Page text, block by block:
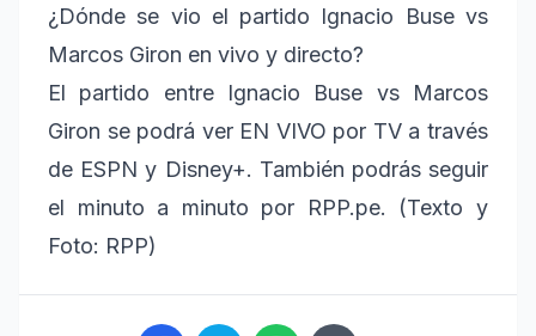
¿Dónde se vio el partido Ignacio Buse vs
Marcos Giron en vivo y directo?
El partido entre Ignacio Buse vs Marcos
Giron se podrá ver EN VIVO por TV a través
de ESPN y Disney+. También podrás seguir
el minuto a minuto por RPP.pe. (Texto y
Foto: RPP)